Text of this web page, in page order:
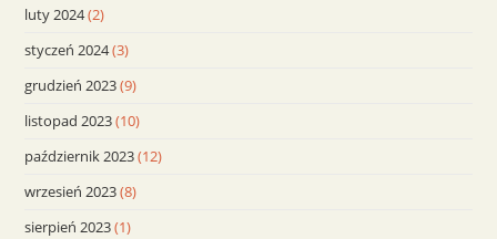
luty 2024(2)
styczeń 2024(3)
grudzień 2023(9)
listopad 2023(10)
październik 2023(12)
wrzesień 2023(8)
sierpień 2023(1)